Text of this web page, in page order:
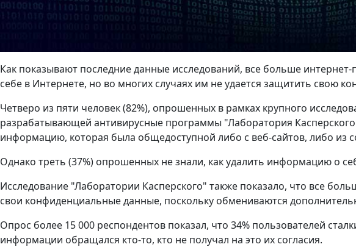
Как показывают последние данные исследований, все больше
себе в Интернете, но во многих случаях им не удается защитить свою
Четверо из пяти человек (82%), опрошенных в рамках крупного
разрабатывающей антивирусные программы "Лаборатория
информацию, которая была общедоступной либо с веб-сайтов, либо из
Однако треть (37%) опрошенных не знали, как удалить информацию о
Исследование "Лаборатории Касперского" также показало, что все
свои конфиденциальные данные, поскольку обмениваются
Опрос более 15 000 респондентов показал, что 34% пользователей
информации обращался кто-то, кто не получал на это их согласия.